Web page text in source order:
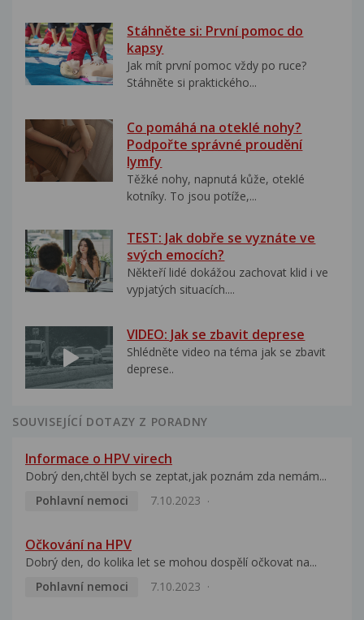
Stáhněte si: První pomoc do
kapsy
Jak mít první pomoc vždy po ruce?
Stáhněte si praktického...
Co pomáhá na oteklé nohy?
Podpořte správné proudění
lymfy
Těžké nohy, napnutá kůže, oteklé
kotníky. To jsou potíže,...
TEST: Jak dobře se vyznáte ve
svých emocích?
Někteří lidé dokážou zachovat klid i ve
vypjatých situacích....
VIDEO: Jak se zbavit deprese
Shlédněte video na téma jak se zbavit
deprese..
SOUVISEJÍCÍ DOTAZY Z PORADNY
Informace o HPV virech
Dobrý den,chtěl bych se zeptat,jak poznám zda nemám...
Pohlavní nemoci
7.10.2023
Očkování na HPV
Dobrý den, do kolika let se mohou dospělí očkovat na...
Pohlavní nemoci
7.10.2023